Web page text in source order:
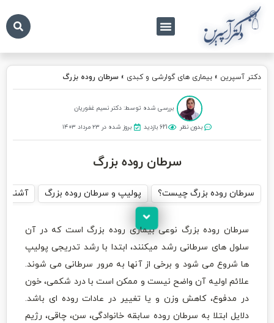
دکتر آسپرین » بیماری های گوارشی و کبدی » سرطان روده بزرگ
بررسی شده توسط: دکتر نسیم غفوریان
بدون نظر 621 بازدید بروز شده در ۲۳ مرداد ۱۴۰۳
سرطان روده بزرگ
سرطان روده بزرگ چیست؟ پولیپ و سرطان روده بزرگ آشنایی
سرطان روده بزرگ نوعی بیماری روده بزرگ است که در آن
سلول های سرطانی رشد میکنند، ابتدا با رشد تدریجی پولیپ
ها شروع می شود و برخی از آنها به مرور سرطانی می شوند.
علائم اولیه آن واضح نیست و ممکن است با درد شکمی، خون
در مدفوع، کاهش وزن و یا تغییر در عادات روده ای باشد.
دلایل ابتلا به سرطان روده سابقه خانوادگی، سن، چاقی، رژیم